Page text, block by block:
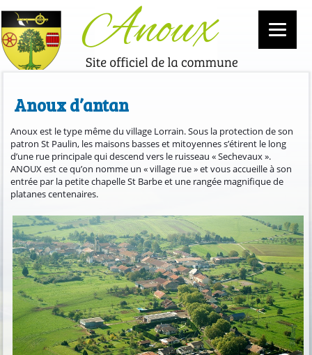
Anoux d’antan
Anoux est le type même du village Lorrain. Sous la protection de son
patron St Paulin, les maisons basses et mitoyennes s’étirent le long
d’une rue principale qui descend vers le ruisseau « Sechevaux ».
ANOUX est ce qu’on nomme un « village rue » et vous accueille à son
entrée par la petite chapelle St Barbe et une rangée magnifique de
platanes centenaires.